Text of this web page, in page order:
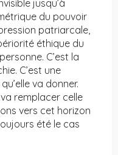
jusqu’à
du pouvoir
patriarcale,
éthique du
C’est la
C’est une
va donner.
remplacer celle
vers cet horizon
été le cas